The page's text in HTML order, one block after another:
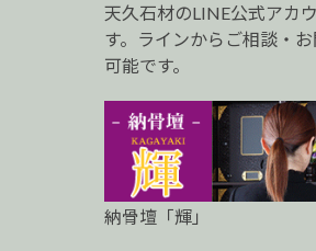
ロ
天久石材のLINE公式アカ
す。ラインからご相談・
可能です。
納骨壇「輝」